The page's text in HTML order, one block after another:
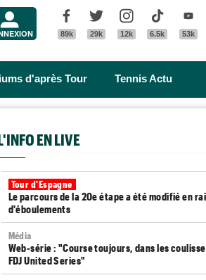
Facebook
89k
Twitter
29k
Instagram
12k
Tik Tok
6.5k 53k
d'après Tour Tennis Actu
EN LIVE
Tour d'Espagne
Le parcours de la 20e étape a été modifié en
d'éboulements
Média
Web-série : "Course toujours, dans les
FDJ United Series"